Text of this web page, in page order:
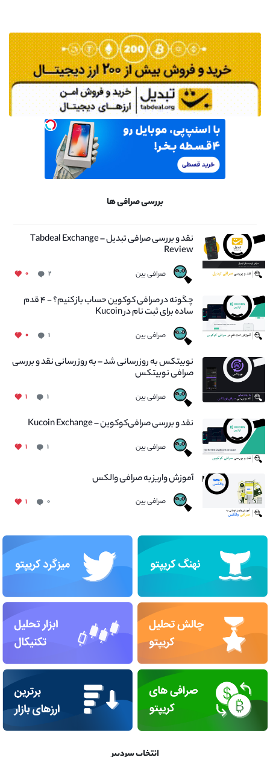
بررسی صرافی ها
نقد و بررسی صرافی تبدیل – Tabdeal Exchange
Review
صرافی بین ۲ ۰
چگونه در صرافی کوکوین حساب باز کنیم؟ - ۴ قدم
ساده برای ثبت نام در Kucoin
صرافی بین ۱ ۰
نوبیتکس به روزرسانی شد – به روز رسانی نقد و بررسی
صرافی نوبیتکس
صرافی بین ۱ ۱
نقد و بررسی صرافی‌کوکوین – Kucoin Exchange
صرافی بین ۱ ۱
آموزش واریز به صرافی والکس
صرافی بین ۰ ۱